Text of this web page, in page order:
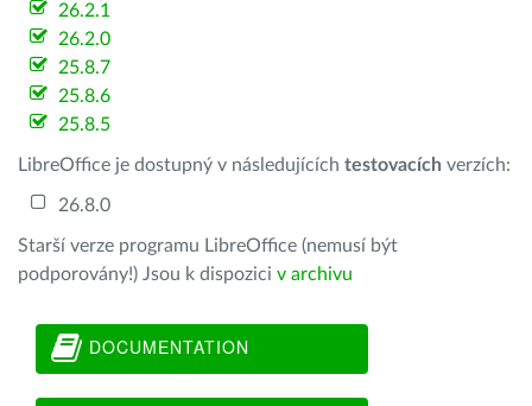
26.2.1
26.2.0
25.8.7
25.8.6
25.8.5
LibreOffice je dostupný v následujících testovacích verzích:
26.8.0
Starší verze programu LibreOffice (nemusí být
podporovány!) Jsou k dispozici v archivu
DOCUMENTATION